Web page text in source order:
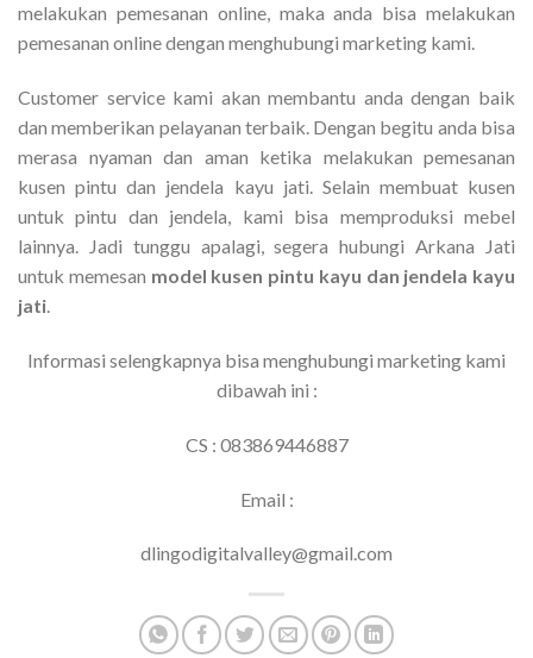
melakukan pemesanan online, maka anda bisa melakukan
pemesanan online dengan menghubungi marketing kami.
Customer service kami akan membantu anda dengan baik
dan memberikan pelayanan terbaik. Dengan begitu anda bisa
merasa nyaman dan aman ketika melakukan pemesanan
kusen pintu dan jendela kayu jati. Selain membuat kusen
untuk pintu dan jendela, kami bisa memproduksi mebel
lainnya. Jadi tunggu apalagi, segera hubungi Arkana Jati
untuk memesan model kusen pintu kayu dan jendela kayu
jati.
Informasi selengkapnya bisa menghubungi marketing kami
dibawah ini :
CS : 083869446887
Email :
dlingodigitalvalley@gmail.com